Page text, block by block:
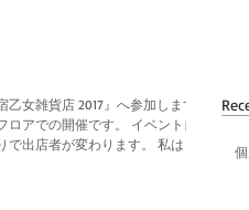
女雑貨店 2017』へ参加します。
アでの開催です。 イベント自体
出店者が変わります。 私は３週